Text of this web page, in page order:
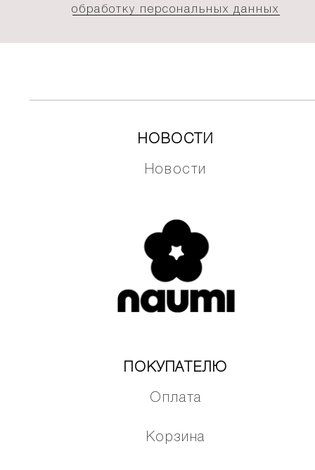
обработку персональных данных
НОВОСТИ
Новости
ПОКУПАТЕЛЮ
Оплата
Корзина